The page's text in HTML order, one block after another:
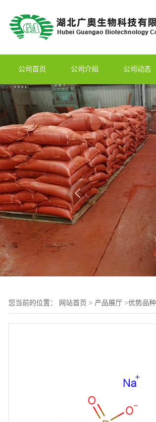
公司首页 公司介绍 公司动态
您当前的位置： 网站首页 > 产品展厅 >优势品种